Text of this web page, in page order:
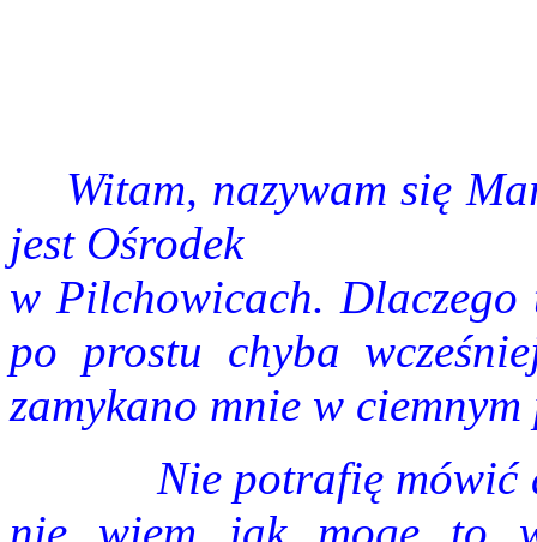
Witam, nazywam się
jest Ośrodek
w Pilchowicach.
po prostu chyba
zamykano mnie w
Nie potrafię mówić
nie wiem jak mogę to